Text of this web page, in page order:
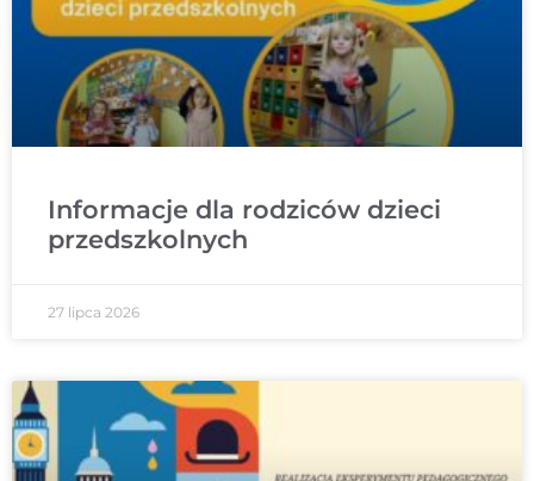
Informacje dla rodziców dzieci
przedszkolnych
27 lipca 2026